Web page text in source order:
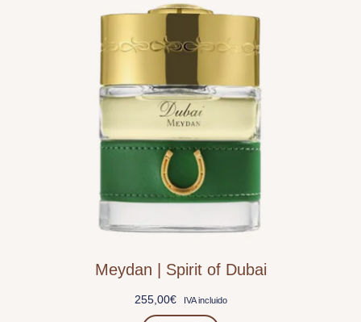
Meydan | Spirit of Dubai
255,00€ IVA incluido